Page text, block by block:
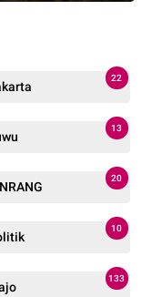
22
13
20
10
133